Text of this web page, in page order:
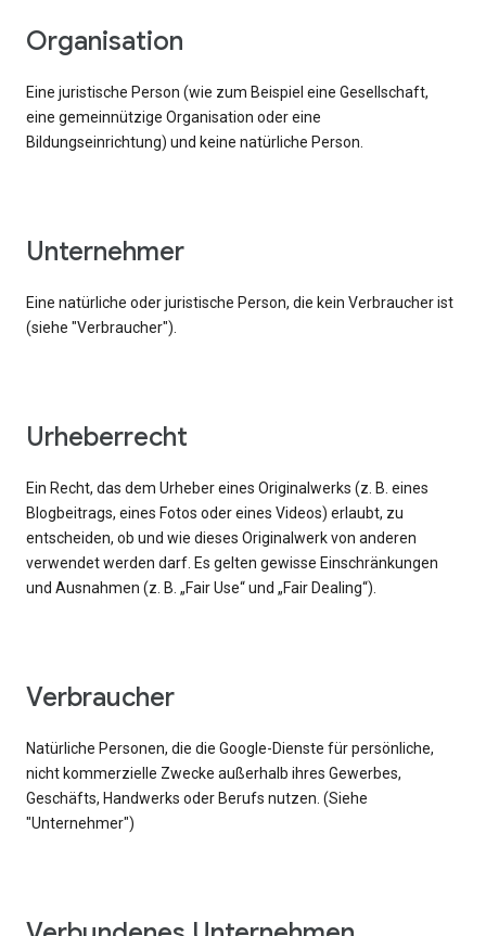
Organisation
Eine juristische Person (wie zum Beispiel eine Gesellschaft,
eine gemeinnützige Organisation oder eine
Bildungseinrichtung) und keine natürliche Person.
Unternehmer
Eine natürliche oder juristische Person, die kein Verbraucher ist
(siehe "Verbraucher").
Urheberrecht
Ein Recht, das dem Urheber eines Originalwerks (z. B. eines
Blogbeitrags, eines Fotos oder eines Videos) erlaubt, zu
entscheiden, ob und wie dieses Originalwerk von anderen
verwendet werden darf. Es gelten gewisse Einschränkungen
und Ausnahmen (z. B. „Fair Use“ und „Fair Dealing“).
Verbraucher
Natürliche Personen, die die Google-Dienste für persönliche,
nicht kommerzielle Zwecke außerhalb ihres Gewerbes,
Geschäfts, Handwerks oder Berufs nutzen. (Siehe
"Unternehmer")